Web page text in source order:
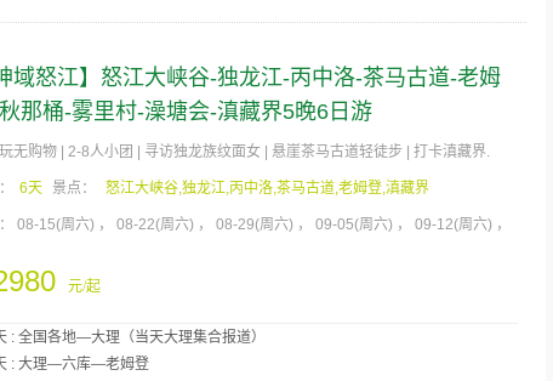
域怒江】怒江大峡谷-独龙江-丙中洛-茶马古道-老姆
那桶-雾里村-澡塘会-滇藏界5晚6日游
无购物 | 2-8人小团 | 寻访独龙族纹面女 | 悬崖茶马古道轻徒步 | 打卡滇藏界.
6天 景点： 怒江大峡谷,独龙江,丙中洛,茶马古道,老姆登,滇藏界
：08-15(周六) 08-22(周六) 08-29(周六) 09-05(周六)
09-12(周六)
元/起
: 全国各地—大理（当天大理集合报道）
: 大理—六库—老姆登